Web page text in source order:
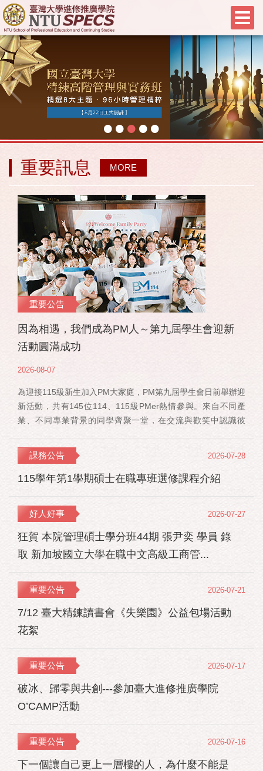
•••••
重要訊息 MORE
重要公告
因為相遇，我們成為PM人～第九屆學生會迎新
活動圓滿成功
2026-08-07
為迎接115級新生加入PM大家庭，PM第九屆學生會日前舉辦迎
新活動，共有145位114、115級PMer熱情參與。來自不同產
業、不同專業背景的同學齊聚一堂，在交流與歡笑中認識彼
謝郭佳瑋院長、PMBA孔令傑主任及PMBM何佳安主任蒞臨現
場，給予115 級新生勉勵與祝福；PMLBA謝煜偉主任雖人在國
外進修，也特別捎來祝福，為即將...
課務公告
115學年第1學期碩士在職專班選修課程介紹
2026-07-28
好人好事
狂賀 本院管理碩士學分班44期 張尹奕 學員 錄
取 新加坡國立大學在職中文高級工商管...
2026-07-27
重要公告
7/12 臺大精鍊讀書會《失樂園》公益包場活動
花絮
2026-07-21
重要公告
破冰、歸零與共創---參加臺大進修推廣學院
O’CAMP活動
2026-07-17
重要公告
下一個讓自己更上一層樓的人，為什麼不能是
2026-07-16